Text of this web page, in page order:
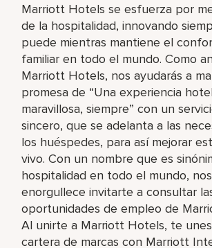
Marriott Hotels se esfuerza por
de la hospitalidad, innovando
puede mientras mantiene el
familiar en todo el mundo. Como
Marriott Hotels, nos ayudarás a
promesa de “Una experiencia
maravillosa, siempre” con un
sincero, que se adelanta a las
los huéspedes, para así mejorar
vivo. Con un nombre que es
hospitalidad en todo el mundo, nos
enorgullece invitarte a consultar
oportunidades de empleo de
Al unirte a Marriott Hotels, te
cartera de marcas con Marriott